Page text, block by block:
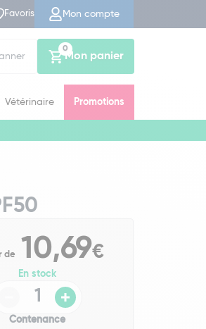
Favoris Mon compte
Mon panier
0
Vétérinaire Promotions
de 10,69€
En stock
Contenance